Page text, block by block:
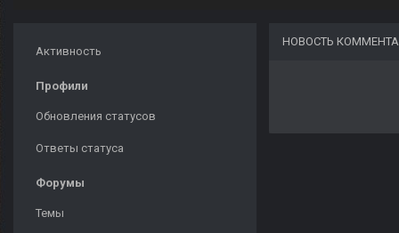
Активность
Профили
Обновления статусов
Ответы статуса
Форумы
Темы
НОВОСТЬ